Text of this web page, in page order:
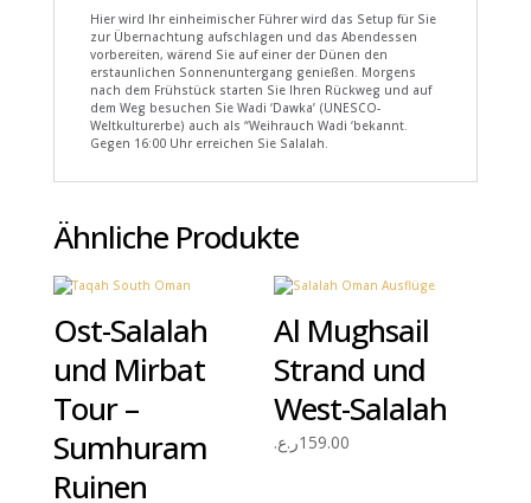
Hier wird Ihr einheimischer Führer wird das Setup für Sie
zur Übernachtung aufschlagen und das Abendessen
vorbereiten, wärend Sie auf einer der Dünen den
erstaunlichen Sonnenuntergang genießen. Morgens
nach dem Frühstück starten Sie Ihren Rückweg und auf
dem Weg besuchen Sie Wadi ‘Dawka’ (UNESCO-
Weltkulturerbe) auch als “Weihrauch Wadi ‘bekannt.
Gegen 16:00 Uhr erreichen Sie Salalah.
Ähnliche Produkte
Ost-Salalah
und Mirbat
Tour –
Sumhuram
Ruinen
Al Mughsail
Strand und
West-Salalah
159.00ر.ع.